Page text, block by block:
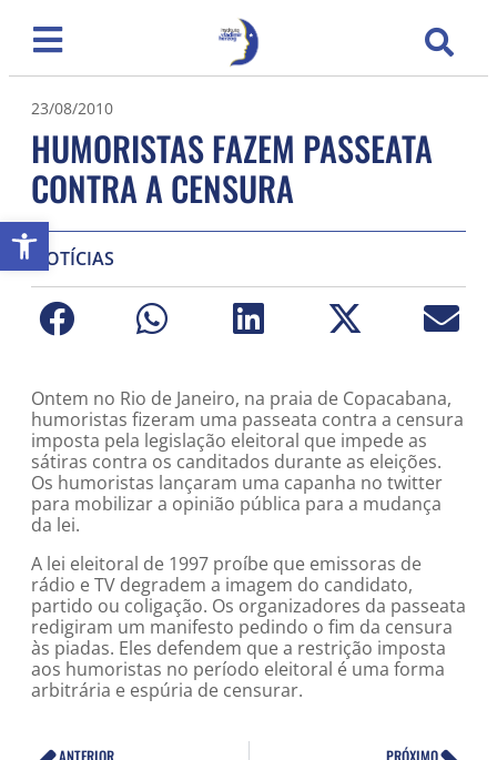
Abrir a barra de ferramentas
23/08/2010
HUMORISTAS FAZEM PASSEATA
CONTRA A CENSURA
NOTÍCIAS
Ontem no Rio de Janeiro, na praia de Copacabana,
humoristas fizeram uma passeata contra a censura
imposta pela legislação eleitoral que impede as
sátiras contra os canditados durante as eleições.
Os humoristas lançaram uma capanha no twitter
para mobilizar a opinião pública para a mudança
da lei.
A lei eleitoral de 1997 proíbe que emissoras de
rádio e TV degradem a imagem do candidato,
partido ou coligação. Os organizadores da passeata
redigiram um manifesto pedindo o fim da censura
às piadas. Eles defendem que a restrição imposta
aos humoristas no período eleitoral é uma forma
arbitrária e espúria de censurar.